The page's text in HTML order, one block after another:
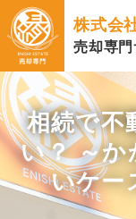
株式会
売却専門
相続で不
い？ ～か
いケー